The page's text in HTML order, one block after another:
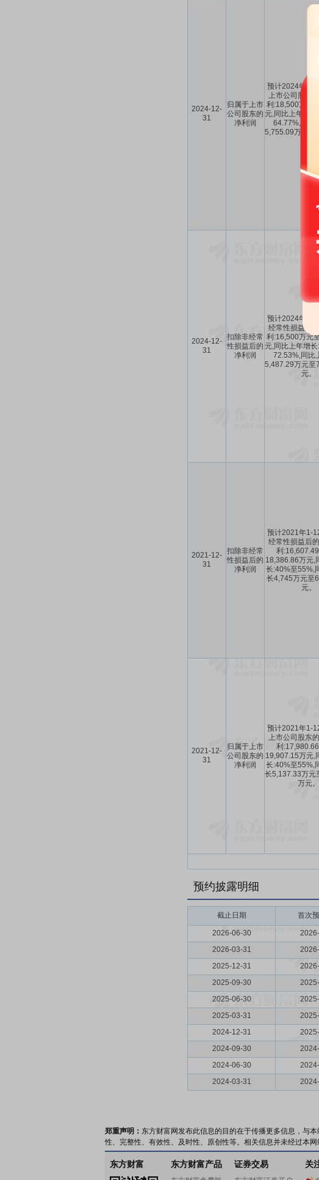
2024-12-
31
归属于上市
公司股东的
净利润
预计2024年1-
上市公司股东的
利:18,500万元
元,同比上年增长
64.77%,同比
5,755.09万元至
2024-12-
31
扣除非经常
性损益后的
净利润
预计2024年1-
经常性损益后的
利:16,500万元
元,同比上年增
72.53%,同比
5,487.29万元至
元。
2021-12-
31
扣除非经常
性损益后的
净利润
预计2021年1-
经常性损益后
利
18,386.86万元,
长:40%至55%,
长4,745万元至
元。
2021-12-
31
归属于上市
公司股东的
净利润
预计2021年1-
上市公司股东
利
19,907.15万元,
长:40%至55%,
长5,137.33万元
万元。
预约披露明细
截止日期 首次
2026-06-30
2026-03-31
2025-12-31
2025-09-30
2025-06-30
2025-03-31
2024-12-31
2024-09-30
2024-06-30
2024-03-31
郑重声明： 东方财富网发布此信息的目的在于传播更多信息，与
性、完整性、有效性、及时性、原创性等。相关信息并未经过本
东方财富 东方财富产品 证券交易 关